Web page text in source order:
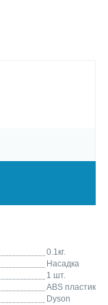
0.1кг.
Насадка
1 шт.
ABS пластик
Dyson